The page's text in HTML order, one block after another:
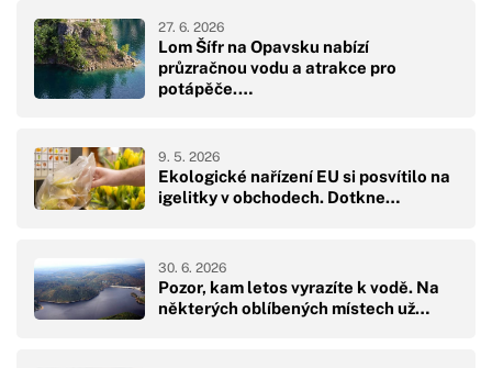
Lom Šífr na Opavsku nabízí
průzračnou vodu a atrakce pro
potápěče.…
27. 6. 2026
Ekologické nařízení EU si posvítilo na
igelitky v obchodech. Dotkne…
9. 5. 2026
Pozor, kam letos vyrazíte k vodě. Na
některých oblíbených místech už…
30. 6. 2026